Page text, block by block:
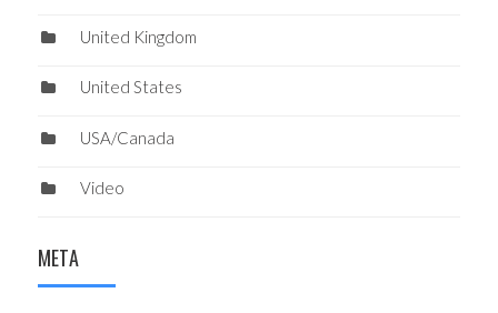
United Kingdom
United States
USA/Canada
Video
META